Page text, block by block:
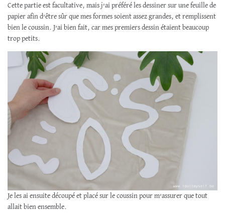
Cette partie est facultative, mais j’ai préféré les dessiner sur une feuille de
papier afin d’être sûr que mes formes soient assez grandes, et remplissent
bien le coussin. J’ai bien fait, car mes premiers dessin étaient beaucoup
trop petits.
Je les ai ensuite découpé et placé sur le coussin pour m’assurer que tout
allait bien ensemble.